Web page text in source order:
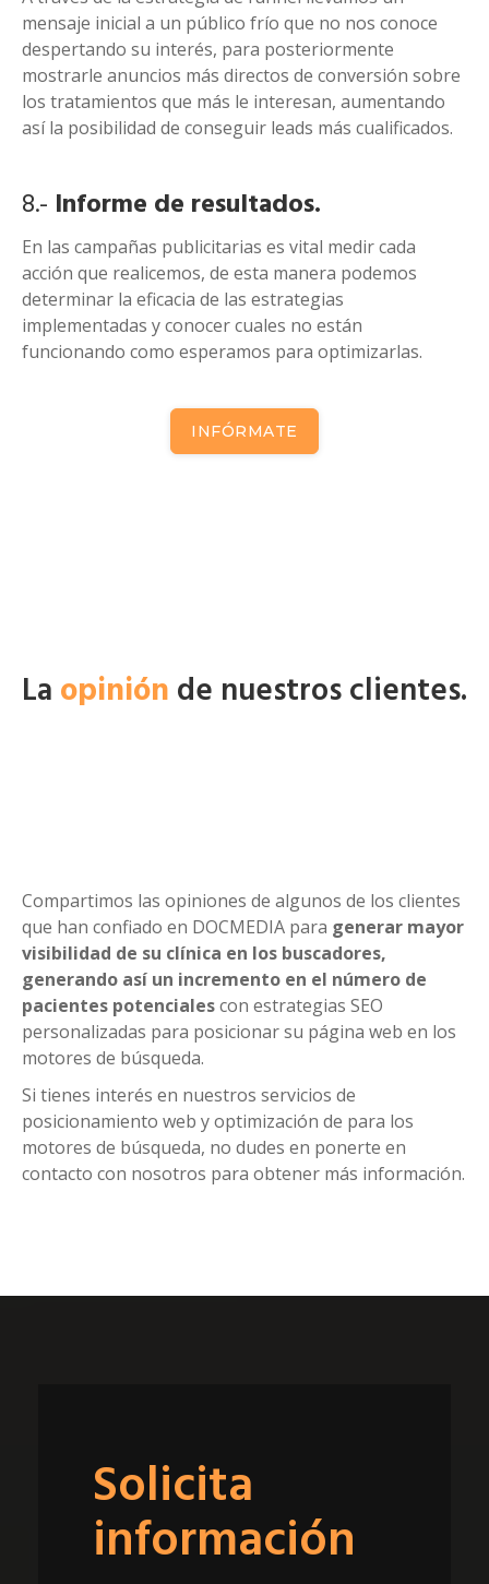
mensaje inicial a un público frío que no nos conoce
despertando su interés, para posteriormente
mostrarle anuncios más directos de conversión sobre
los tratamientos que más le interesan, aumentando
así la posibilidad de conseguir leads más cualificados.
8.- Informe de resultados.
En las campañas publicitarias es vital medir cada
acción que realicemos, de esta manera podemos
determinar la eficacia de las estrategias
implementadas y conocer cuales no están
funcionando como esperamos para optimizarlas.
INFÓRMATE
Laopiniónde nuestros clientes.
Compartimos las opiniones de algunos de los clientes
que han confiado en DOCMEDIA para generar mayor
visibilidad de su clínica en los buscadores,
generando así un incremento en el número de
pacientes potencialescon estrategias SEO
personalizadas para posicionar su página web en los
motores de búsqueda.
Si tienes interés en nuestros servicios de
posicionamiento web y optimización de para los
motores de búsqueda, no dudes en ponerte en
contacto con nosotros para obtener más información.
Solicita
información